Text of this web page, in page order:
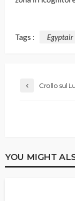
Tags : Egyptair
Crollo sul
YOU MIGHT